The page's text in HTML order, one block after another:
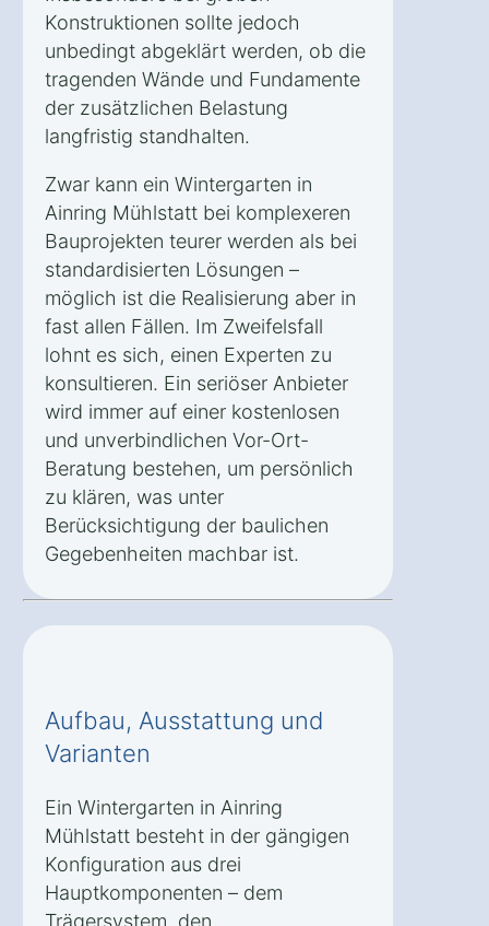
Konstruktionen sollte jedoch
unbedingt abgeklärt werden, ob die
tragenden Wände und Fundamente
der zusätzlichen Belastung
langfristig standhalten.
Zwar kann ein Wintergarten in
Ainring Mühlstatt bei komplexeren
Bauprojekten teurer werden als bei
standardisierten Lösungen –
möglich ist die Realisierung aber in
fast allen Fällen. Im Zweifelsfall
lohnt es sich, einen Experten zu
konsultieren. Ein seriöser Anbieter
wird immer auf einer kostenlosen
und unverbindlichen Vor-Ort-
Beratung bestehen, um persönlich
zu klären, was unter
Berücksichtigung der baulichen
Gegebenheiten machbar ist.
Aufbau, Ausstattung und
Varianten
Ein Wintergarten in Ainring
Mühlstatt besteht in der gängigen
Konfiguration aus drei
Hauptkomponenten – dem
Trägersystem, den